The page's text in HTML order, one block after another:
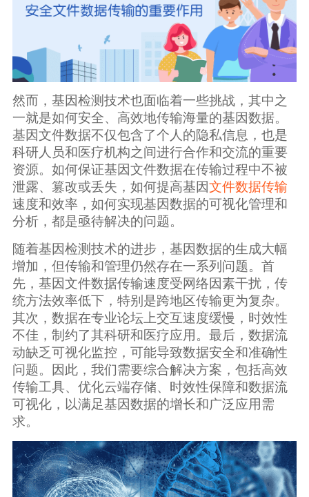
广告媒体
金融行业
基因行业
汽车行业
生产制造业
IT互联网行业
影视制作业
然而，基因检测技术也面临着一些挑战，其中之
一就是如何安全、高效地传输海量的基因数据。
基因文件数据不仅包含了个人的隐私信息，也是
科研人员和医疗机构之间进行合作和交流的重要
资源。如何保证基因文件数据在传输过程中不被
泄露、篡改或丢失，如何提高基因文件数据传输
速度和效率，如何实现基因数据的可视化管理和
分析，都是亟待解决的问题。
随着基因检测技术的进步，基因数据的生成大幅
增加，但传输和管理仍然存在一系列问题。首
先，基因文件数据传输速度受网络因素干扰，传
统方法效率低下，特别是跨地区传输更为复杂。
其次，数据在专业论坛上交互速度缓慢，时效性
不佳，制约了其科研和医疗应用。最后，数据流
动缺乏可视化监控，可能导致数据安全和准确性
问题。因此，我们需要综合解决方案，包括高效
传输工具、优化云端存储、时效性保障和数据流
可视化，以满足基因数据的增长和广泛应用需
求。